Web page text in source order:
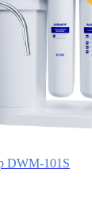
DWM-101S